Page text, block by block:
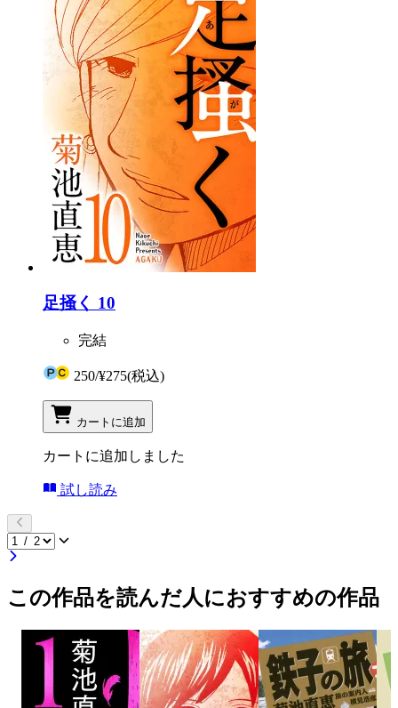
足掻く 10
完結
250/¥275(税込)
カートに追加
カートに追加しました
試し読み
この作品を読んだ人におすすめの作品